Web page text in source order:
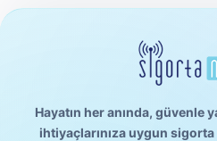
Hayatın her anında, güvenle
ihtiyaçlarınıza uygun